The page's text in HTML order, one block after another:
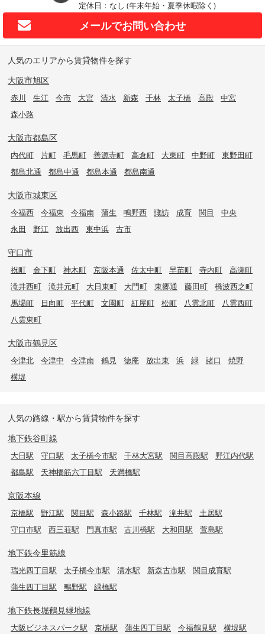
定休日：なし (年末年始・夏季休暇除く)
メールでお問い合わせ
人気のエリアから賃貸物件を探す
大阪市旭区
赤川 生江 今市 大宮 清水 新森 千林 太子橋 高殿
中宮
森小路
大阪市都島区
内代町 片町 毛馬町 善源寺町 高倉町 大東町 中野町
東野田町
都島北通
都島中通 都島本通 都島南通
大阪市城東区
今福西 今福東 今福南 蒲生 鴫野西 諏訪 成育 関目
中央
永田
野江 放出西 東中浜 古市
守口市
祝町 金下町 神木町 京阪本通 佐太中町 早苗町 寺内町
高瀬町
滝井西町
滝井元町 大日東町 大門町 東郷通 藤田町
橋波西之町
馬場町
日向町 平代町 文園町 紅屋町 松町 八雲北町
八雲西町
八雲東町
大阪市鶴見区
今津北 今津中 今津南 鶴見 徳庵 放出東 浜 緑 諸口
焼野
横堤
人気の路線・駅から賃貸物件を探す
地下鉄谷町線
大日駅 守口駅 太子橋今市駅 千林大宮駅 関目高殿駅
野江内代駅
都島駅
天神橋筋六丁目駅 天満橋駅
京阪本線
京橋駅 野江駅 関目駅 森小路駅 千林駅 滝井駅
土居駅
守口市駅
西三荘駅 門真市駅 古川橋駅 大和田駅 萱島駅
地下鉄今里筋線
瑞光四丁目駅 太子橋今市駅 清水駅 新森古市駅
関目成育駅
蒲生四丁目駅
鴫野駅 緑橋駅
地下鉄長堀鶴見緑地線
大阪ビジネスパーク駅 京橋駅 蒲生四丁目駅 今福鶴見駅
横堤駅